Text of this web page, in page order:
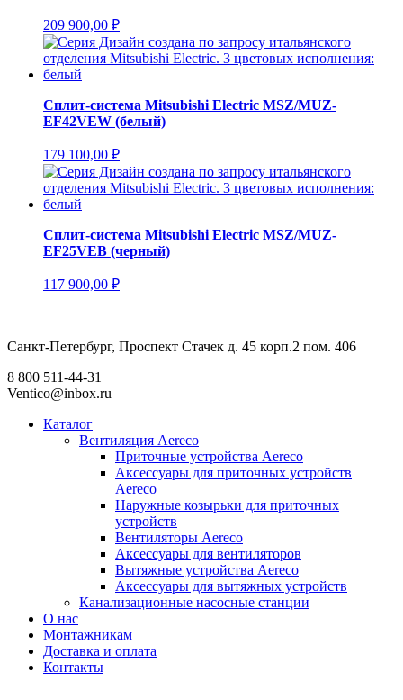
209 900,00 ₽
Сплит-система Mitsubishi Electric MSZ/MUZ-
EF42VEW (белый)
179 100,00 ₽
Сплит-система Mitsubishi Electric MSZ/MUZ-
EF25VEB (черный)
117 900,00 ₽
Санкт-Петербург, Проспект Стачек д. 45 корп.2 пом. 406
8 800 511-44-31
Ventico@inbox.ru
Каталог
Вентиляция Aereco
Приточные устройства Aereco
Аксессуары для приточных устройств
Aereco
Наружные козырьки для приточных
устройств
Вентиляторы Aereco
Аксессуары для вентиляторов
Вытяжные устройства Aereco
Аксессуары для вытяжных устройств
Канализационные насосные станции
О нас
Монтажникам
Доставка и оплата
Контакты